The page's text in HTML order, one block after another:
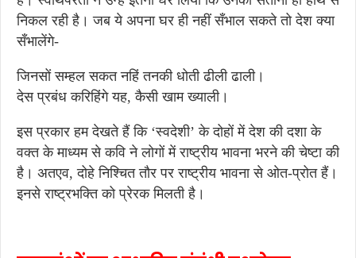
निकल रही है। जब ये अपना घर ही नहीं सँभाल सकते तो देश क्या
सँभालेंगे-
जिनसों सम्हल सकत नहिं तनकी धोती ढीली ढाली।
देस प्रबंध करिहिंगे यह, कैसी खाम ख्याली।
इस प्रकार हम देखते हैं कि ‘स्वदेशी’ के दोहों में देश की दशा के
वक्त के माध्यम से कवि ने लोगों में राष्ट्रीय भावना भरने की चेष्टा की
है। अतएव, दोहे निश्चित तौर पर राष्ट्रीय भावना से ओत-प्रोत हैं।
इनसे राष्ट्रभक्ति को प्रेरक मिलती है।